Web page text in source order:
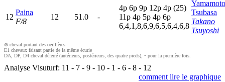
12
Paina
F/8
12 51.0 -
4p 6p 9p 12p 4p (25)
11p 4p 5p 4p 6p
6,4,1,8,6,9,6,5,6,4,6,8
Yamamoto
Tsubasa
Takano
Tsuyoshi
⊗ cheval portant des oeilllères
E1 chevaux faisant partie de la même écurie
DA, DP, D4 cheval déferré (antérieurs, postérieurs, des quatre pieds), • pour la première fois.
Analyse Visuturf: 11 - 7 - 9 - 10 - 1 - 6 - 8 - 12
comment lire le graphique